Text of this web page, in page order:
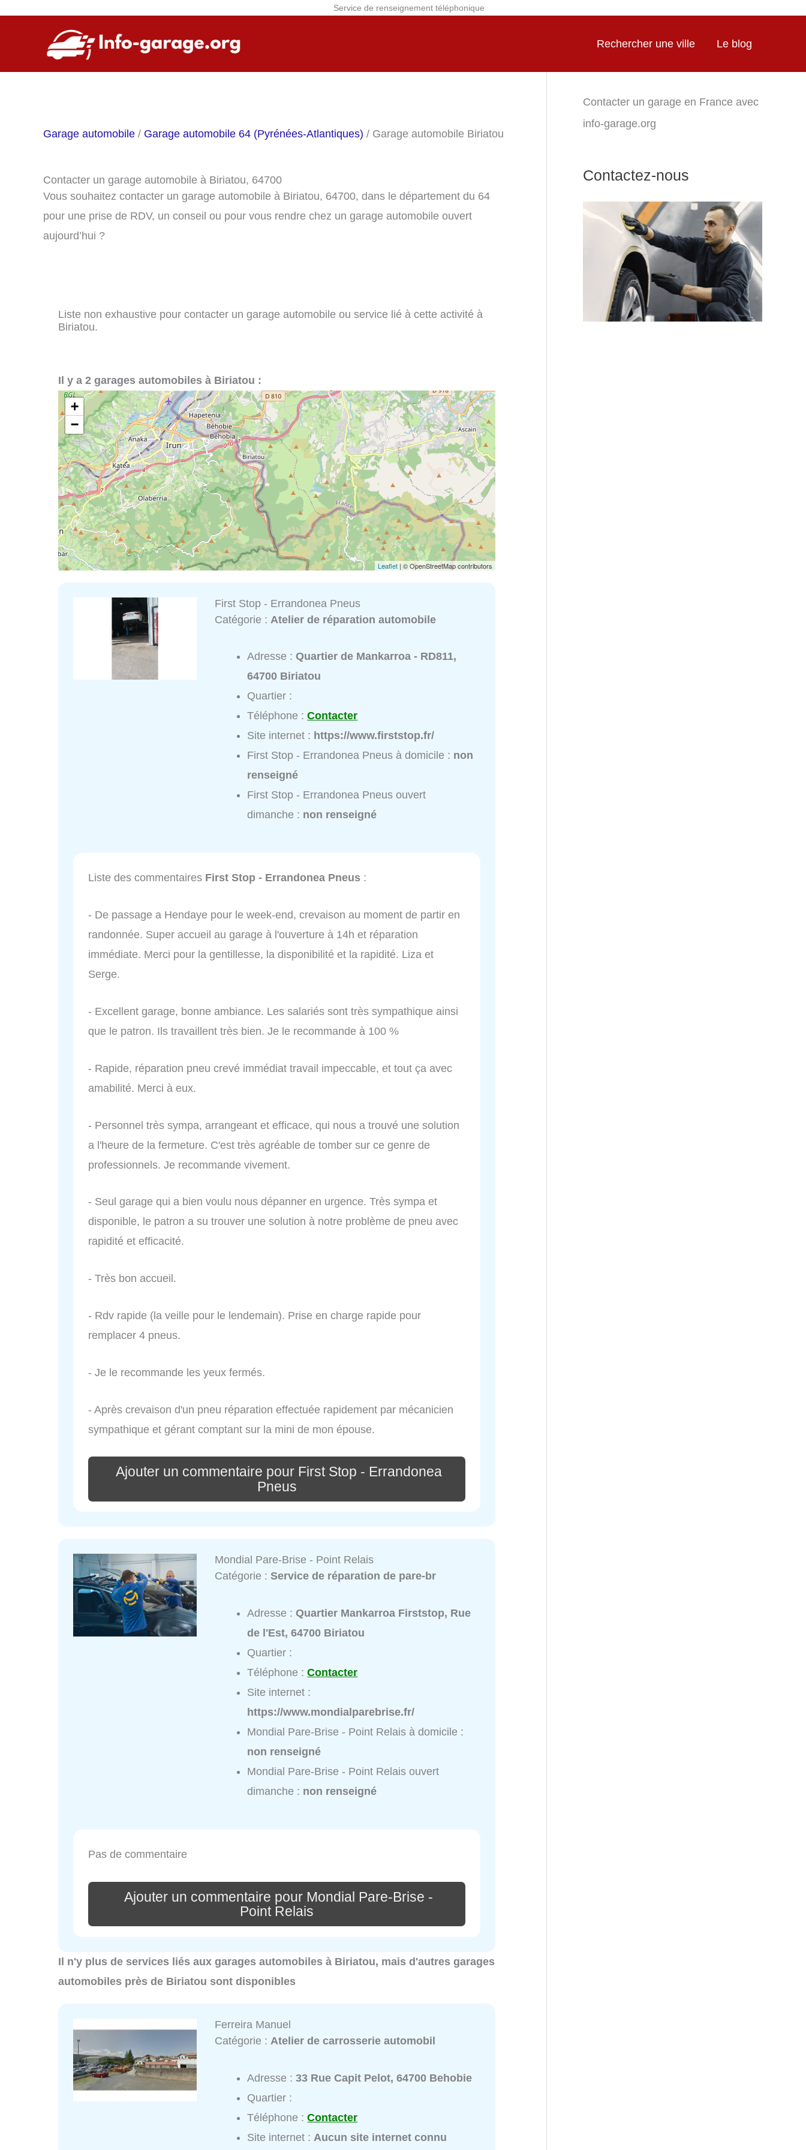
Service de renseignement téléphonique
Rechercher une ville Le blog
Garage automobile / Garage automobile 64 (Pyrénées-Atlantiques) / Garage automobile Biriatou
Contacter un garage automobile à Biriatou, 64700
Vous souhaitez contacter un garage automobile à Biriatou, 64700, dans le département du 64
pour une prise de RDV, un conseil ou pour vous rendre chez un garage automobile ouvert
aujourd’hui ?
Liste non exhaustive pour contacter un garage automobile ou service lié à cette activité à
Biriatou.
Il y a 2 garages automobiles à Biriatou :
+
−
Leaflet | © OpenStreetMap contributors
First Stop - Errandonea Pneus
Catégorie : Atelier de réparation automobile
Adresse :Quartier de Mankarroa - RD811,
64700 Biriatou
Quartier :
Téléphone :Contacter
Site internet : https://www.firststop.fr/
First Stop - Errandonea Pneus à domicile : non
renseigné
First Stop - Errandonea Pneus ouvert
dimanche : non renseigné
Liste des commentaires First Stop - Errandonea Pneus :
- De passage a Hendaye pour le week-end, crevaison au moment de partir en
randonnée. Super accueil au garage à l'ouverture à 14h et réparation
immédiate. Merci pour la gentillesse, la disponibilité et la rapidité. Liza et
Serge.
- Excellent garage, bonne ambiance. Les salariés sont très sympathique ainsi
que le patron. Ils travaillent très bien. Je le recommande à 100 %
- Rapide, réparation pneu crevé immédiat travail impeccable, et tout ça avec
amabilité. Merci à eux.
- Personnel très sympa, arrangeant et efficace, qui nous a trouvé une solution
a l'heure de la fermeture. C'est très agréable de tomber sur ce genre de
professionnels. Je recommande vivement.
- Seul garage qui a bien voulu nous dépanner en urgence. Très sympa et
disponible, le patron a su trouver une solution à notre problème de pneu avec
rapidité et efficacité.
- Très bon accueil.
- Rdv rapide (la veille pour le lendemain). Prise en charge rapide pour
remplacer 4 pneus.
- Je le recommande les yeux fermés.
- Après crevaison d'un pneu réparation effectuée rapidement par mécanicien
sympathique et gérant comptant sur la mini de mon épouse.
Ajouter un commentaire pour First Stop - Errandonea
Pneus
Mondial Pare-Brise - Point Relais
Catégorie :Service de réparation de pare-br
Adresse :Quartier Mankarroa Firststop, Rue
de l'Est, 64700 Biriatou
Quartier :
Téléphone :Contacter
Site internet :
https://www.mondialparebrise.fr/
Mondial Pare-Brise - Point Relais à domicile :
non renseigné
Mondial Pare-Brise - Point Relais ouvert
dimanche : non renseigné
Pas de commentaire
Ajouter un commentaire pour Mondial Pare-Brise -
Point Relais
Il n'y plus de services liés aux garages automobiles à Biriatou, mais d'autres garages
automobiles près de Biriatou sont disponibles
Ferreira Manuel
Catégorie :Atelier de carrosserie automobil
Adresse :33 Rue Capit Pelot, 64700 Behobie
Quartier :
Téléphone :Contacter
Site internet :Aucun site internet connu
Contacter un garage en France avec
info-garage.org
Contactez-nous